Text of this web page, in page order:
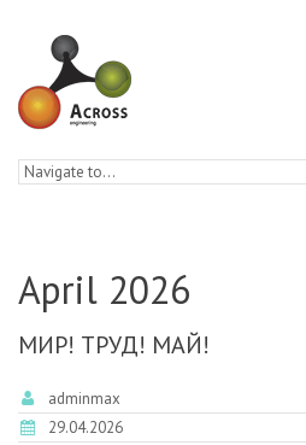
April 2026
МИР! ТРУД! МАЙ!
adminmax
29.04.2026